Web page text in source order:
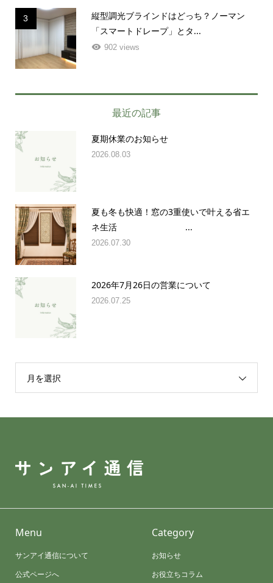
3
縦型調光ブラインドはどっち？ノーマン
「スマートドレープ」とタ...
902 views
最近の記事
夏期休業のお知らせ
2026.08.03
夏も冬も快適！窓の3重使いで叶える省エ
ネ生活 ...
2026.07.30
2026年7月26日の営業について
2026.07.25
月を選択
Menu
サンアイ通信について
公式ページへ
Category
お知らせ
お役立ちコラム